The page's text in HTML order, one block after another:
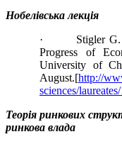
Нобелівська лекція
· Stigler G.
Progress of
University of
August.[http://
sciences/
Теорія ринкових
ринкова влада